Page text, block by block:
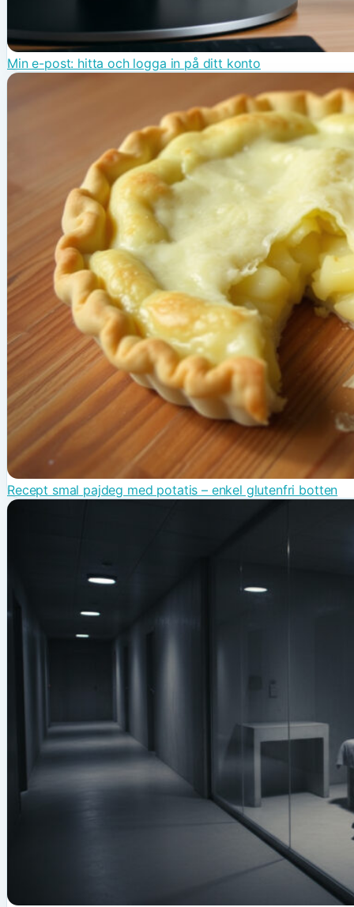
Min e-post: hitta och logga in på ditt konto
Recept smal pajdeg med potatis – enkel glutenfri botten